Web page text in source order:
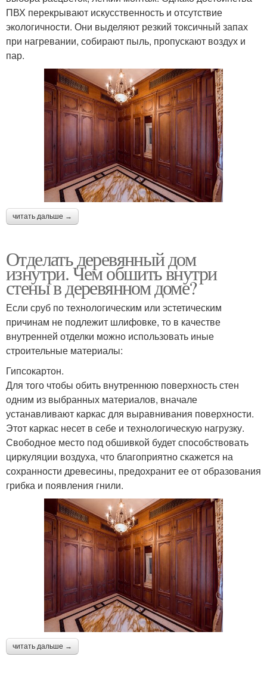
ПВХ перекрывают искусственность и отсутствие
экологичности. Они выделяют резкий токсичный запах
при нагревании, собирают пыль, пропускают воздух и
пар.
читать дальше →
Отделать деревянный дом
изнутри. Чем обшить внутри
стены в деревянном доме?
Если сруб по технологическим или эстетическим
причинам не подлежит шлифовке, то в качестве
внутренней отделки можно использовать иные
строительные материалы:
Гипсокартон.
Для того чтобы обить внутреннюю поверхность стен
одним из выбранных материалов, вначале
устанавливают каркас для выравнивания поверхности.
Этот каркас несет в себе и технологическую нагрузку.
Свободное место под обшивкой будет способствовать
циркуляции воздуха, что благоприятно скажется на
сохранности древесины, предохранит ее от образования
грибка и появления гнили.
читать дальше →